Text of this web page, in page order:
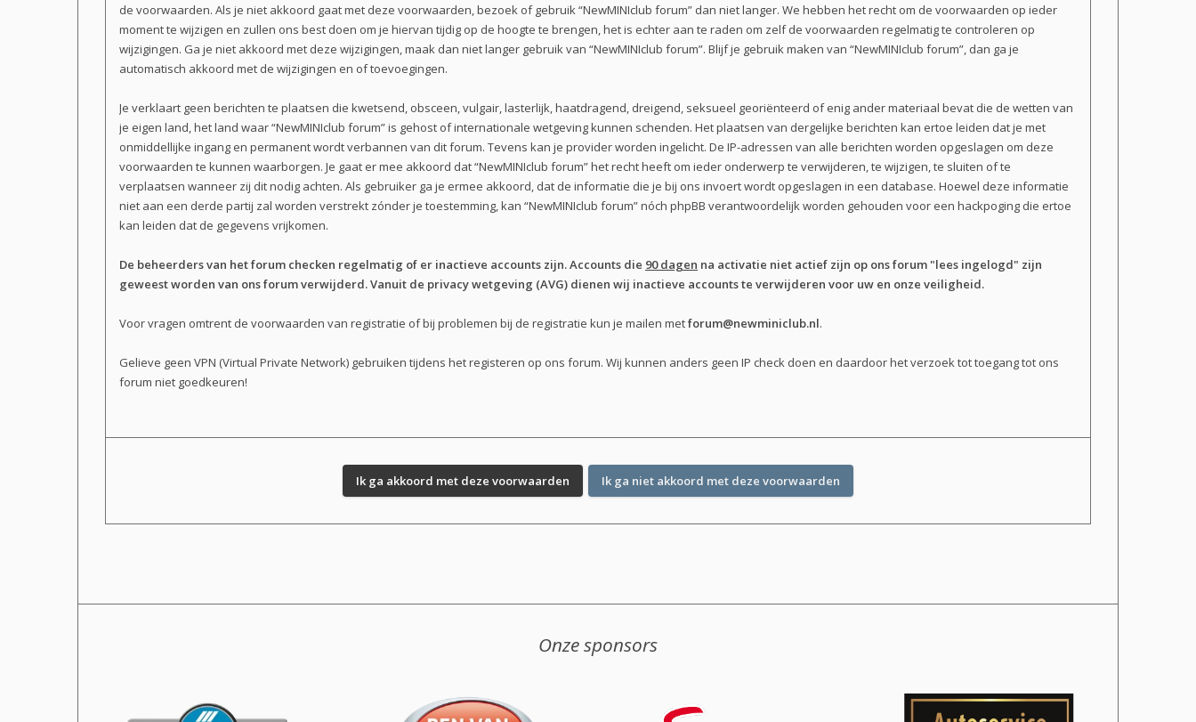
de voorwaarden. Als je niet akkoord gaat met deze voorwaarden, bezoek of gebruik “NewMINIclub forum” dan niet langer. We hebben het recht om de voorwaarden op ieder
moment te wijzigen en zullen ons best doen om je hiervan tijdig op de hoogte te brengen, het is echter aan te raden om zelf de voorwaarden regelmatig te controleren op
wijzigingen. Ga je niet akkoord met deze wijzigingen, maak dan niet langer gebruik van “NewMINIclub forum”. Blijf je gebruik maken van “NewMINIclub forum”, dan ga je
automatisch akkoord met de wijzigingen en of toevoegingen.
Je verklaart geen berichten te plaatsen die kwetsend, obsceen, vulgair, lasterlijk, haatdragend, dreigend, seksueel georiënteerd of enig ander materiaal bevat die de wetten van
je eigen land, het land waar “NewMINIclub forum” is gehost of internationale wetgeving kunnen schenden. Het plaatsen van dergelijke berichten kan ertoe leiden dat je met
onmiddellijke ingang en permanent wordt verbannen van dit forum. Tevens kan je provider worden ingelicht. De IP-adressen van alle berichten worden opgeslagen om deze
voorwaarden te kunnen waarborgen. Je gaat er mee akkoord dat “NewMINIclub forum” het recht heeft om ieder onderwerp te verwijderen, te wijzigen, te sluiten of te
verplaatsen wanneer zij dit nodig achten. Als gebruiker ga je ermee akkoord, dat de informatie die je bij ons invoert wordt opgeslagen in een database. Hoewel deze informatie
niet aan een derde partij zal worden verstrekt zónder je toestemming, kan “NewMINIclub forum” nóch phpBB verantwoordelijk worden gehouden voor een hackpoging die ertoe
kan leiden dat de gegevens vrijkomen.
De beheerders van het forum checken regelmatig of er inactieve accounts zijn. Accounts die 90 dagen na activatie niet actief zijn op ons forum "lees ingelogd" zijn
geweest worden van ons forum verwijderd. Vanuit de privacy wetgeving (AVG) dienen wij inactieve accounts te verwijderen voor uw en onze veiligheid.
Voor vragen omtrent de voorwaarden van registratie of bij problemen bij de registratie kun je mailen metforum@newminiclub.nl.
Gelieve geen VPN (Virtual Private Network) gebruiken tijdens het registeren op ons forum. Wij kunnen anders geen IP check doen en daardoor het verzoek tot toegang tot ons
forum niet goedkeuren!
Onze sponsors